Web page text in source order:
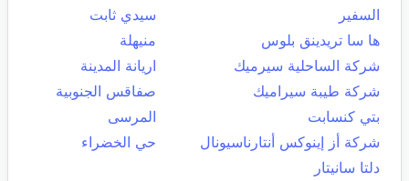
السفير
سيدي ثابت
ها سا تريدينق بلوس
منيهلة
شركة الساحلية سيرميك
اريانة المدينة
شركة طيبة سيراميك
صفاقس الجنوبية
بتي كنسابت
المرسى
شركة أز إينوكس أنتارناسيونال
حي الخضراء
دلتا سانيتار